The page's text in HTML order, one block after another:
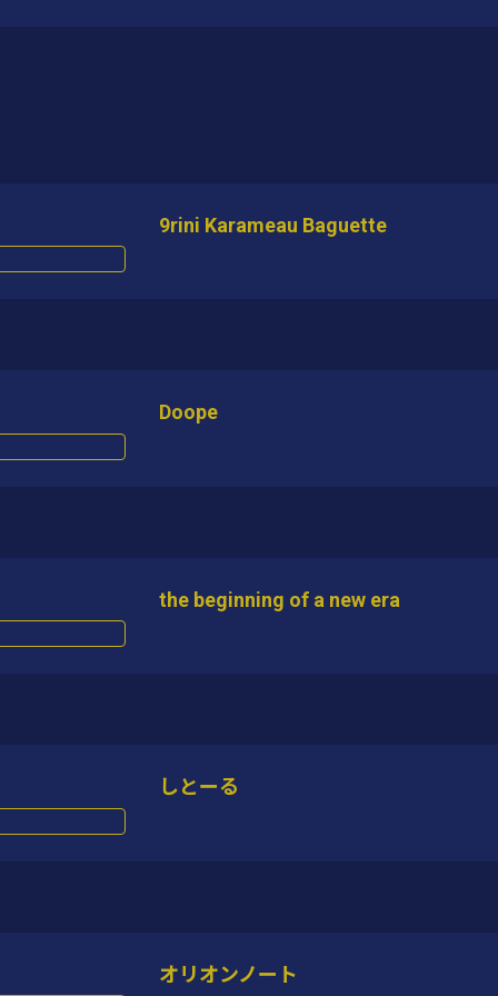
9rini Karameau Baguette
Doope
the beginning of a new era
しとーる
オリオンノート